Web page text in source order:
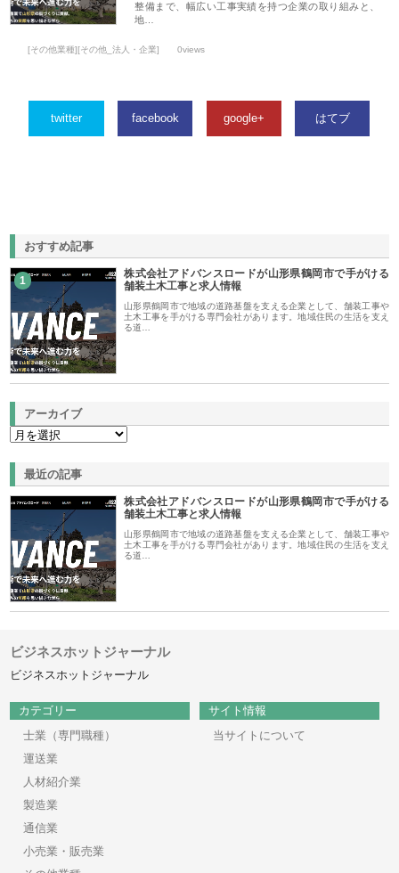
整備まで、幅広い工事実績を持つ企業の取り組みと、
地…
[その他業種][その他_法人・企業] 0views
twitter facebook google+ はてブ
おすすめ記事
1
株式会社アドバンスロードが山形県鶴岡市で手がける
舗装土木工事と求人情報
山形県鶴岡市で地域の道路基盤を支える企業として、舗装工事や
土木工事を手がける専門会社があります。地域住民の生活を支え
る道…
アーカイブ
最近の記事
株式会社アドバンスロードが山形県鶴岡市で手がける
舗装土木工事と求人情報
山形県鶴岡市で地域の道路基盤を支える企業として、舗装工事や
土木工事を手がける専門会社があります。地域住民の生活を支え
る道…
ビジネスホットジャーナル
ビジネスホットジャーナル
カテゴリー
士業（専門職種）
運送業
人材紹介業
製造業
通信業
小売業・販売業
サイト情報
当サイトについて